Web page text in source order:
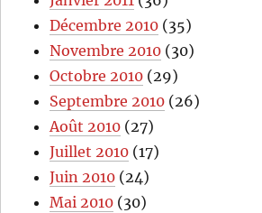
Décembre 2010 (35)
Novembre 2010 (30)
Octobre 2010 (29)
Septembre 2010 (26)
Août 2010 (27)
Juillet 2010 (17)
Juin 2010 (24)
Mai 2010 (30)